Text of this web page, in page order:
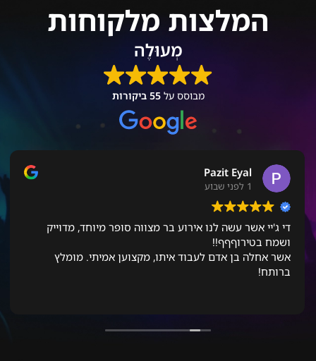
המלצות מלקוחות
מְעוּלֶה
מבוסס על55 ביקורות
Pazit Eyal
1 לפני שבוע
די ג'יי אשר עשה לנו אירוע בר מצווה סופר מיוחד, מדוייק
ושמח בטירוףףף!!
אשר אחלה בן אדם לעבוד איתו, מקצוען אמיתי. מומלץ
ברותח!